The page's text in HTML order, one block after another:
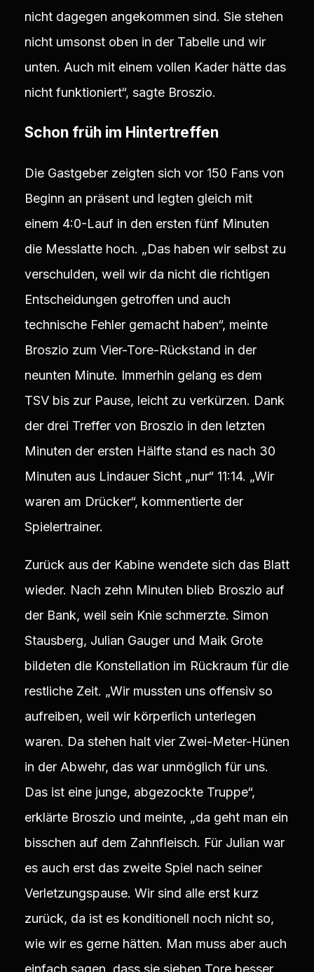
nicht dagegen angekommen sind. Sie stehen
nicht umsonst oben in der Tabelle und wir
unten. Auch mit einem vollen Kader hätte das
nicht funktioniert“, sagte Broszio.
Schon früh im Hintertreffen
Die Gastgeber zeigten sich vor 150 Fans von
Beginn an präsent und legten gleich mit
einem 4:0-Lauf in den ersten fünf Minuten
die Messlatte hoch. „Das haben wir selbst zu
verschulden, weil wir da nicht die richtigen
Entscheidungen getroffen und auch
technische Fehler gemacht haben“, meinte
Broszio zum Vier-Tore-Rückstand in der
neunten Minute. Immerhin gelang es dem
TSV bis zur Pause, leicht zu verkürzen. Dank
der drei Treffer von Broszio in den letzten
Minuten der ersten Hälfte stand es nach 30
Minuten aus Lindauer Sicht „nur“ 11:14. „Wir
waren am Drücker“, kommentierte der
Spielertrainer.
Zurück aus der Kabine wendete sich das Blatt
wieder. Nach zehn Minuten blieb Broszio auf
der Bank, weil sein Knie schmerzte. Simon
Stausberg, Julian Gauger und Maik Grote
bildeten die Konstellation im Rückraum für die
restliche Zeit. „Wir mussten uns offensiv so
aufreiben, weil wir körperlich unterlegen
waren. Da stehen halt vier Zwei-Meter-Hünen
in der Abwehr, das war unmöglich für uns.
Das ist eine junge, abgezockte Truppe“,
erklärte Broszio und meinte, „da geht man ein
bisschen auf dem Zahnfleisch. Für Julian war
es auch erst das zweite Spiel nach seiner
Verletzungspause. Wir sind alle erst kurz
zurück, da ist es konditionell noch nicht so,
wie wir es gerne hätten. Man muss aber auch
einfach sagen, dass sie sieben Tore besser